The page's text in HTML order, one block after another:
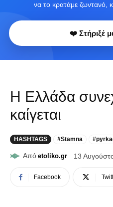
να το κρατάμε ζωντανό,
❤️ Στήριξέ
Η Ελλάδα
καίγεται
HASHTAGS #Stamna
Από etoliko.gr 13
Facebook